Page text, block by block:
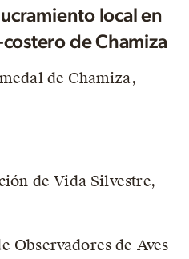
local en
de Chamiza
de Chamiza,
de Vida Silvestre,
Observadores de Aves